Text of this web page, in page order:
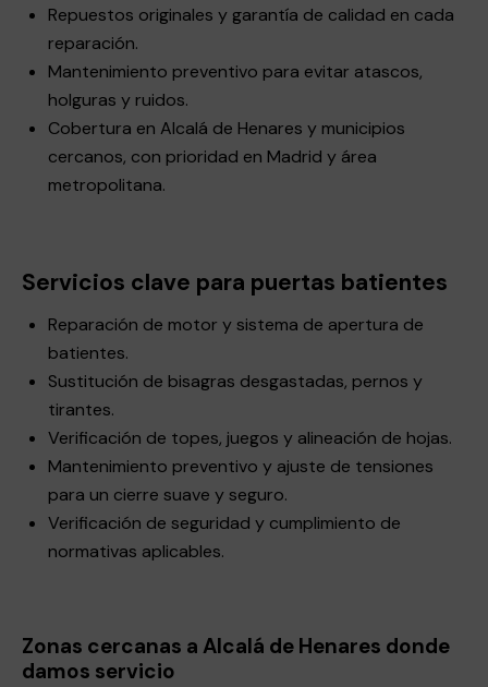
Repuestos originales y garantía de calidad en cada
reparación.
Mantenimiento preventivo para evitar atascos,
holguras y ruidos.
Cobertura en Alcalá de Henares y municipios
cercanos, con prioridad en Madrid y área
metropolitana.
Servicios clave para puertas batientes
Reparación de motor y sistema de apertura de
batientes.
Sustitución de bisagras desgastadas, pernos y
tirantes.
Verificación de topes, juegos y alineación de hojas.
Mantenimiento preventivo y ajuste de tensiones
para un cierre suave y seguro.
Verificación de seguridad y cumplimiento de
normativas aplicables.
Zonas cercanas a Alcalá de Henares donde
damos servicio